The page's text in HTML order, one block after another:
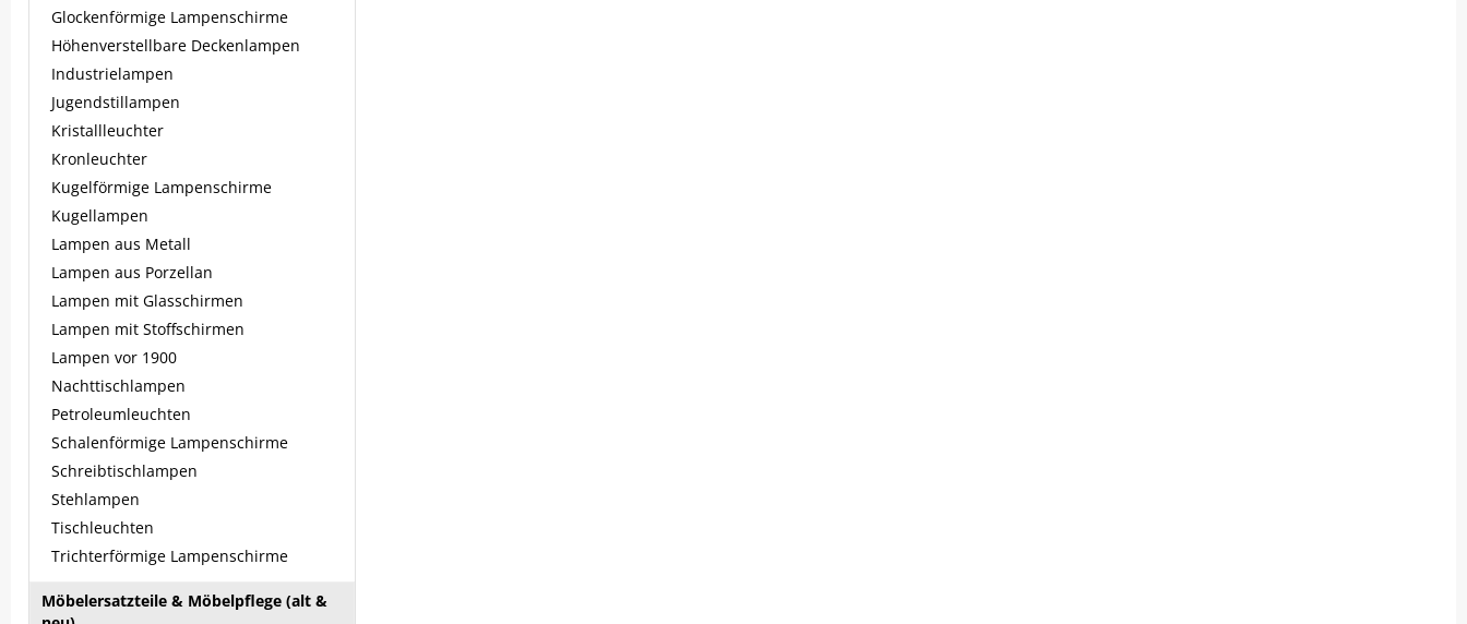
Glockenförmige Lampenschirme
Höhenverstellbare Deckenlampen
Industrielampen
Jugendstillampen
Kristallleuchter
Kronleuchter
Kugelförmige Lampenschirme
Kugellampen
Lampen aus Metall
Lampen aus Porzellan
Lampen mit Glasschirmen
Lampen mit Stoffschirmen
Lampen vor 1900
Nachttischlampen
Petroleumleuchten
Schalenförmige Lampenschirme
Schreibtischlampen
Stehlampen
Tischleuchten
Trichterförmige Lampenschirme
Möbelersatzteile & Möbelpflege (alt &